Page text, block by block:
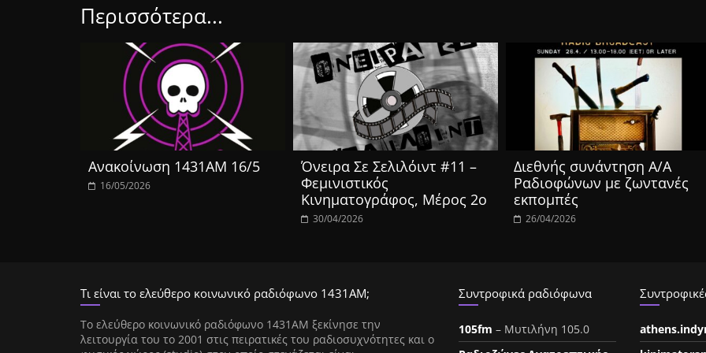
Περισσότερα...
Ανακοίνωση 1431ΑΜ 16/5
16/05/2026
Όνειρα Σε Σελιλόιντ #11 –
Φεμινιστικός
Κινηματογράφος, Μέρος 2ο
30/04/2026
Διεθνής συνάντηση Α/Α
Ραδιοφώνων με ζωντανές
εκπομπές
26/04/2026
Τι είναι το ελεύθερο κοινωνικό ραδιόφωνο 1431ΑΜ;
Tο ελεύθερο κοινωνικό ραδιόφωνο 1431AM ξεκίνησε την
λειτουργία του το 2001 στις πειρατικές του ραδιοσυχνότητες και ο
Συντροφικά ραδιόφωνα
105fm – Μυτιλήνη 105.0